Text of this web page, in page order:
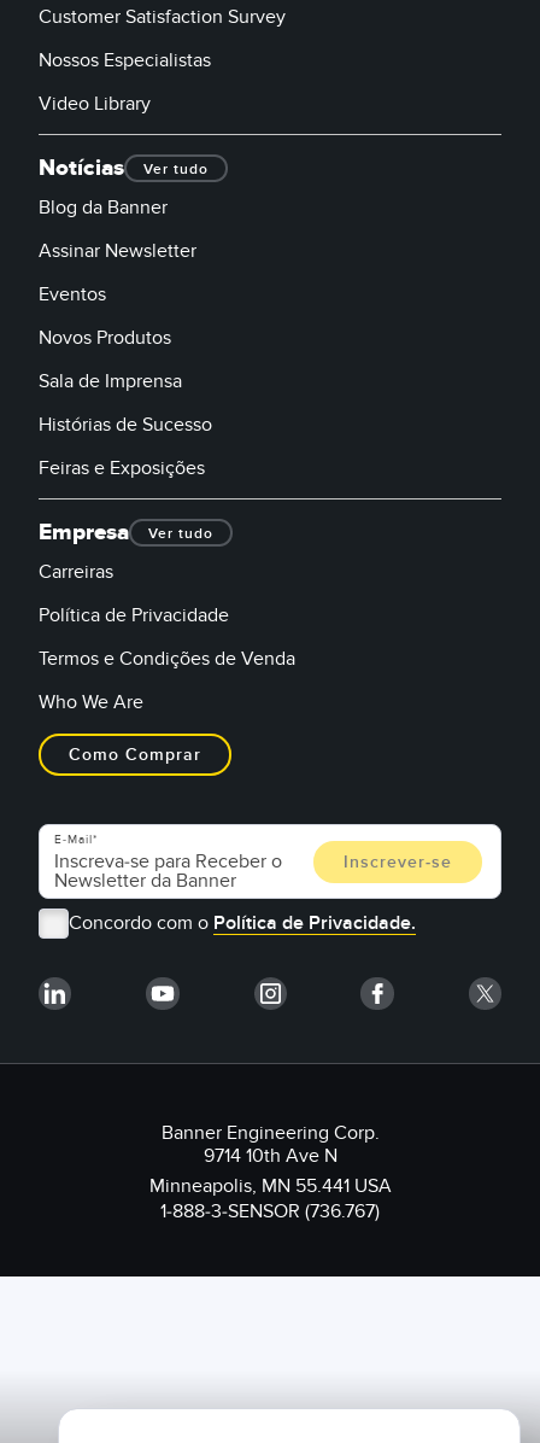
Customer Satisfaction Survey
Nossos Especialistas
Video Library
Notícias Ver tudo
Blog da Banner
Assinar Newsletter
Eventos
Novos Produtos
Sala de Imprensa
Histórias de Sucesso
Feiras e Exposições
Empresa Ver tudo
Carreiras
Política de Privacidade
Termos e Condições de Venda
Who We Are
Como Comprar
E-Mail
Concordo com o Política de Privacidade.
Banner Engineering Corp.
9714 10th Ave N
Minneapolis, MN 55.441 USA
1-888-3-SENSOR (736.767)